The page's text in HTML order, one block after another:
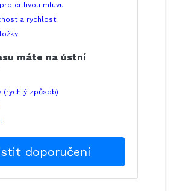
citlivou mluvu
a rychlost
máte na ústní
(rychlý způsob)
doporučení